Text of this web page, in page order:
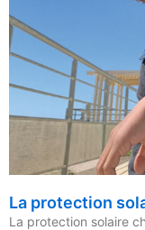
La protection
La protection solaire